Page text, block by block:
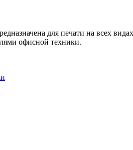
для печати на всех
офисной техники.